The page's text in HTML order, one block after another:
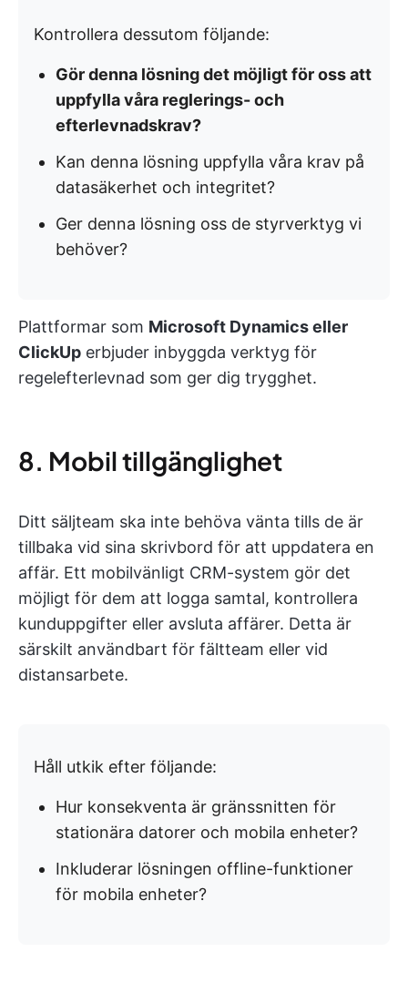
Kontrollera dessutom följande:
Gör denna lösning det möjligt för oss att
uppfylla våra reglerings- och
efterlevnadskrav?
Kan denna lösning uppfylla våra krav på
datasäkerhet och integritet?
Ger denna lösning oss de styrverktyg vi
behöver?
Plattformar som Microsoft Dynamics eller
ClickUp erbjuder inbyggda verktyg för
regelefterlevnad som ger dig trygghet.
8. Mobil tillgänglighet
Ditt säljteam ska inte behöva vänta tills de är
tillbaka vid sina skrivbord för att uppdatera en
affär. Ett mobilvänligt CRM-system gör det
möjligt för dem att logga samtal, kontrollera
kunduppgifter eller avsluta affärer. Detta är
särskilt användbart för fältteam eller vid
distansarbete.
Håll utkik efter följande:
Hur konsekventa är gränssnitten för
stationära datorer och mobila enheter?
Inkluderar lösningen offline-funktioner
för mobila enheter?